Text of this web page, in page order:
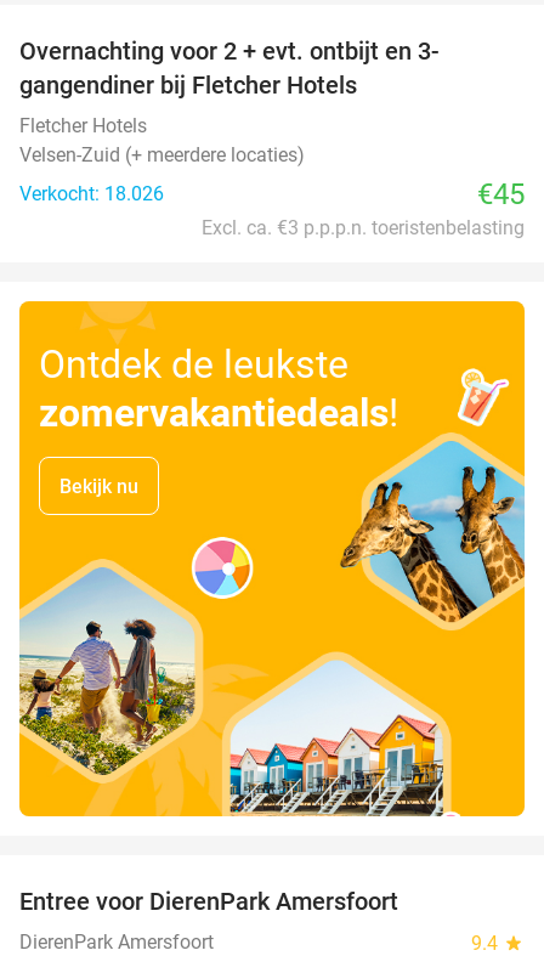
Overnachting voor 2 + evt. ontbijt en 3-
gangendiner bij Fletcher Hotels
Fletcher Hotels
Velsen-Zuid (+ meerdere locaties)
Verkocht: 18.026
€45
Excl. ca. €3 p.p.p.n. toeristenbelasting
Ontdek de leukste
zomervakantiedeals!
Bekijk nu
Entree voor DierenPark Amersfoort
DierenPark Amersfoort 9.4 star